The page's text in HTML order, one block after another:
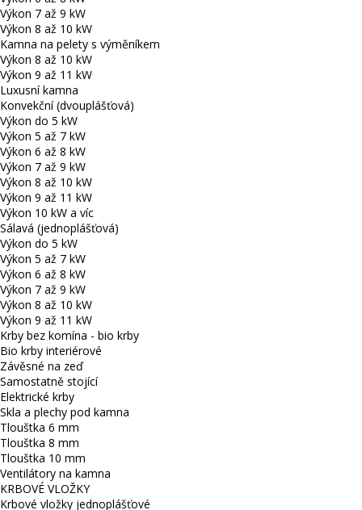
Výkon 7 až 9 kW
Výkon 8 až 10 kW
Kamna na pelety s výměníkem
Výkon 8 až 10 kW
Výkon 9 až 11 kW
Luxusní kamna
Konvekční (dvouplášťová)
Výkon do 5 kW
Výkon 5 až 7 kW
Výkon 6 až 8 kW
Výkon 7 až 9 kW
Výkon 8 až 10 kW
Výkon 9 až 11 kW
Výkon 10 kW a víc
Sálavá (jednoplášťová)
Výkon do 5 kW
Výkon 5 až 7 kW
Výkon 6 až 8 kW
Výkon 7 až 9 kW
Výkon 8 až 10 kW
Výkon 9 až 11 kW
Krby bez komína - bio krby
Bio krby interiérové
Závěsné na zeď
Samostatně stojící
Elektrické krby
Skla a plechy pod kamna
Tlouštka 6 mm
Tlouštka 8 mm
Tlouštka 10 mm
Ventilátory na kamna
KRBOVÉ VLOŽKY
Krbové vložky jednoplášťové